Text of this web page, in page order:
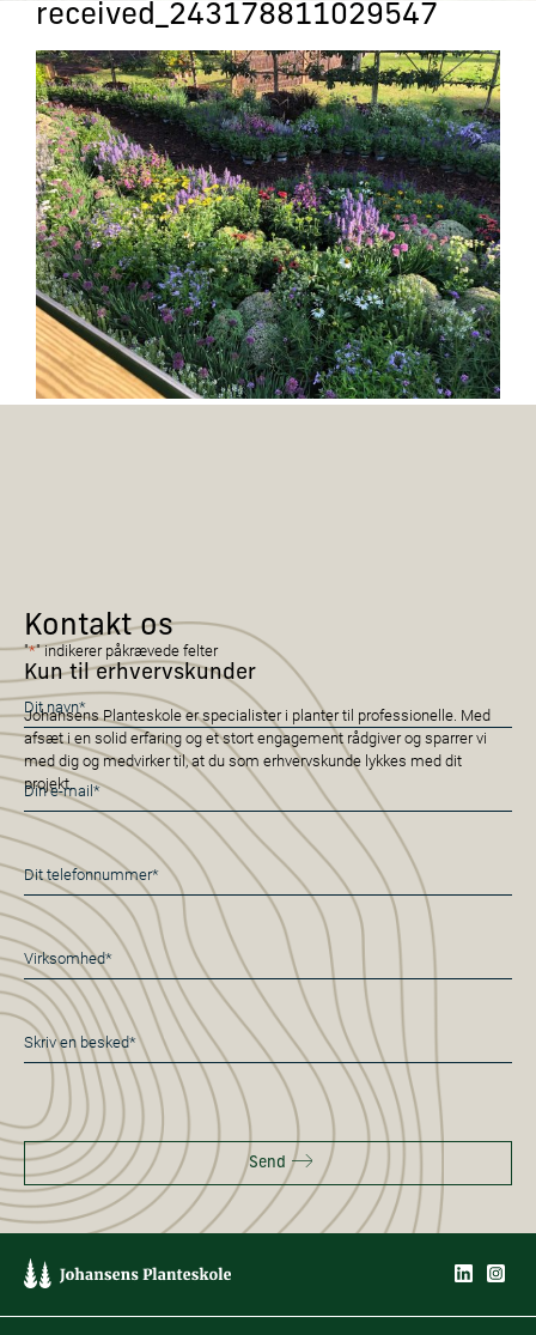
received_243178811029547
Kontakt os
Kun til erhvervskunder
Johansens Planteskole er specialister i planter til professionelle. Med
afsæt i en solid erfaring og et stort engagement rådgiver og sparrer vi
med dig og medvirker til, at du som erhvervskunde lykkes med dit
projekt.
"*" indikerer påkrævede felter
Navn
*
E-
mail
*
Telefon
*
Virksomhed
*
Besked
*
Send